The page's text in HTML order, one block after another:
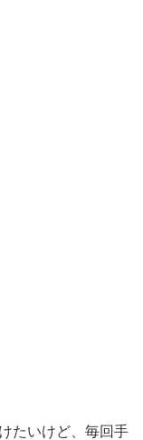
たいけど、毎回手